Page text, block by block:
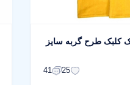
کلبک طرح گربه سایز
25
41